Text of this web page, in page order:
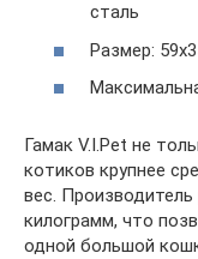
сталь
Размер:
Гамак V.I.Pet не
котиков крупнее
вес.
килограмм, что
одной большой